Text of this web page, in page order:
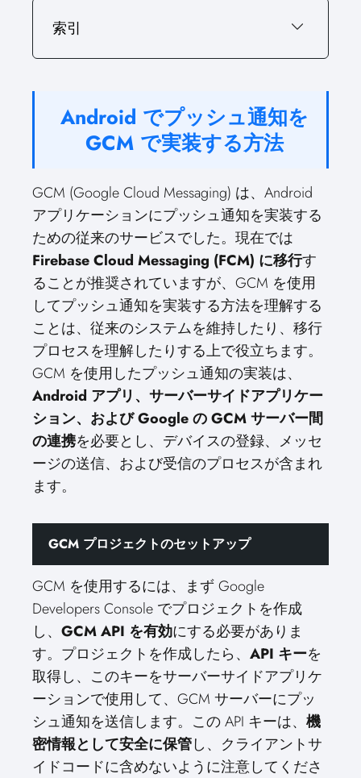
索引
Android でプッシュ通知を
GCM で実装する方法
GCM (Google Cloud Messaging) は、Android
アプリケーションにプッシュ通知を実装する
ための従来のサービスでした。現在では
Firebase Cloud Messaging (FCM) に移行す
ることが推奨されていますが、GCM を使用
してプッシュ通知を実装する方法を理解する
ことは、従来のシステムを維持したり、移行
プロセスを理解したりする上で役立ちます。
GCM を使用したプッシュ通知の実装は、
Android アプリ、サーバーサイドアプリケー
ション、および Google の GCM サーバー間
の連携を必要とし、デバイスの登録、メッセ
ージの送信、および受信のプロセスが含まれ
ます。
GCM プロジェクトのセットアップ
GCM を使用するには、まず Google
Developers Console でプロジェクトを作成
し、 GCM API を有効にする必要がありま
す。プロジェクトを作成したら、 API キーを
取得し、このキーをサーバーサイドアプリケ
ーションで使用して、GCM サーバーにプッ
シュ通知を送信します。この API キーは、 機
密情報として安全に保管し、クライアントサ
イドコードに含めないように注意してくださ